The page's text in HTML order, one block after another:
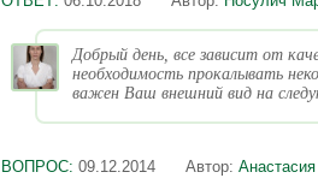
Добрый день, все зависит от
необходимость прокалывать
важен Ваш внешний вид на
ВОПРОС: 09.12.2014 Автор: Анастасия